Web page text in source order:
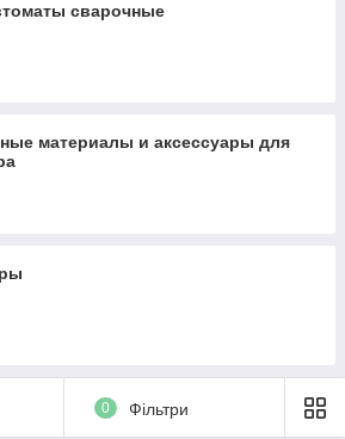
сварочные
материалы и аксессуары для
0 Фільтри